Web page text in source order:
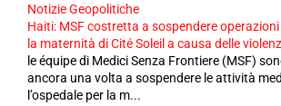
Notizie Geopolitiche
Haiti: MSF costretta a sospendere operazioni
la maternità di Cité Soleil a causa delle
le équipe di Medici Senza Frontiere (MSF)
ancora una volta a sospendere le attività
l’ospedale per la m...